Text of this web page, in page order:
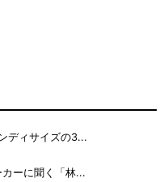
ディサイズの3...
カーに聞く「林...